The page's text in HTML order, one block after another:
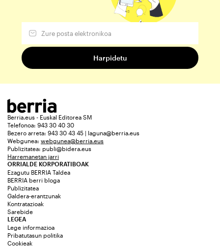
Berria.eus - Euskal Editorea SM
Telefonoa: 943 30 40 30
Bezero arreta: 943 30 43 45 | laguna@berria.eus
Webgunea: webgunea@berria.eus
Publizitatea: publi@bidera.eus
Harremanetan jarri
ORRIALDE KORPORATIBOAK
Ezagutu BERRIA Taldea
BERRIA berri bloga
Publizitatea
Galdera-erantzunak
Kontratazioak
Sarebide
LEGEA
Lege informazioa
Pribatutasun politika
Cookieak